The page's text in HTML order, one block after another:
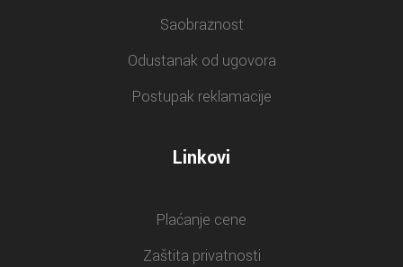
Saobraznost
Odustanak od ugovora
Postupak reklamacije
Linkovi
Plaćanje cene
Zaštita privatnosti